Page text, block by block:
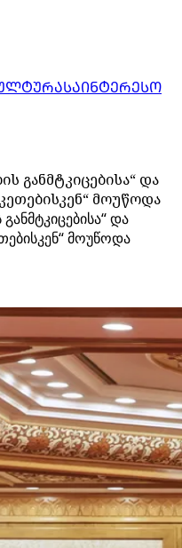
ᲡᲐᲘᲜᲢᲔᲠᲔᲡᲝ
განმტკიცებისა“ და
მოუწოდა
და
მოუწოდა